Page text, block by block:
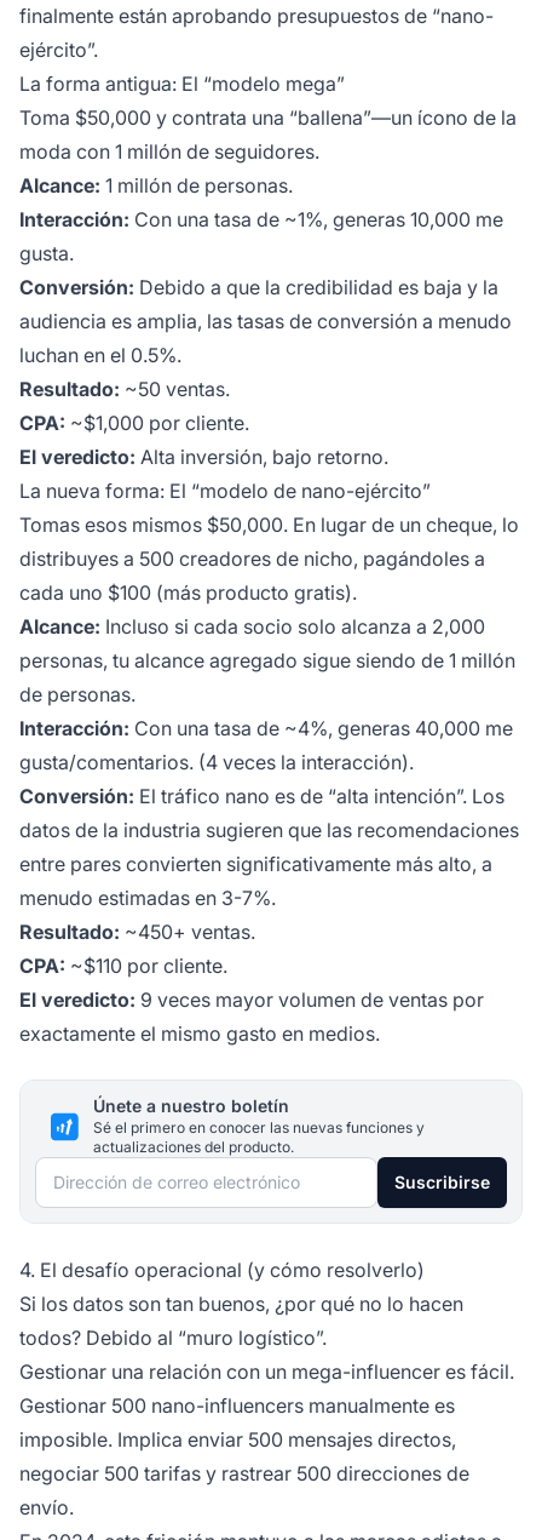
finalmente están aprobando presupuestos de “nano-
ejército”.
La forma antigua: El “modelo mega”
Toma $50,000 y contrata una “ballena”—un ícono de la
moda con 1 millón de seguidores.
Alcance: 1 millón de personas.
Interacción: Con una tasa de ~1%, generas 10,000 me
gusta.
Conversión: Debido a que la credibilidad es baja y la
audiencia es amplia, las tasas de conversión a menudo
luchan en el 0.5%.
Resultado: ~50 ventas.
CPA: ~$1,000 por cliente.
El veredicto: Alta inversión, bajo retorno.
La nueva forma: El “modelo de nano-ejército”
Tomas esos mismos $50,000. En lugar de un cheque, lo
distribuyes a 500 creadores de nicho, pagándoles a
cada uno $100 (más producto gratis).
Alcance: Incluso si cada socio solo alcanza a 2,000
personas, tu alcance agregado sigue siendo de 1 millón
de personas.
Interacción: Con una tasa de ~4%, generas 40,000 me
gusta/comentarios. (4 veces la interacción).
Conversión: El tráfico nano es de “alta intención”. Los
datos de la industria sugieren que las recomendaciones
entre pares convierten significativamente más alto, a
menudo estimadas en 3-7%.
Resultado: ~450+ ventas.
CPA: ~$110 por cliente.
El veredicto: 9 veces mayor volumen de ventas por
exactamente el mismo gasto en medios.
Únete a nuestro boletín
Sé el primero en conocer las nuevas funciones y
actualizaciones del producto.
Dirección de correo electrónico Suscribirse
4. El desafío operacional (y cómo resolverlo)
Si los datos son tan buenos, ¿por qué no lo hacen
todos? Debido al “muro logístico”.
Gestionar una relación con un mega-influencer es fácil.
Gestionar 500 nano-influencers manualmente es
imposible. Implica enviar 500 mensajes directos,
negociar 500 tarifas y rastrear 500 direcciones de
envío.